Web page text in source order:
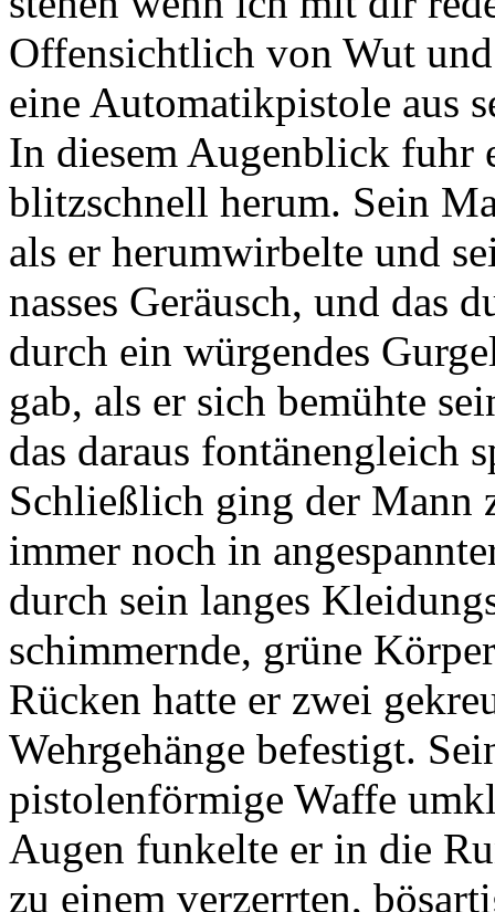
Offensichtlich von Wut
eine Automatikpistole aus
In diesem Augenblick fuhr
blitzschnell herum. Sein
als er herumwirbelte und
nasses Geräusch, und das
durch ein würgendes
gab, als er sich bemühte
das daraus fontänengleich
Schließlich ging der Mann
immer noch in
durch sein langes
schimmernde, grüne
Rücken hatte er zwei
Wehrgehänge befestigt.
pistolenförmige Waffe
Augen funkelte er in die
zu einem verzerrten,